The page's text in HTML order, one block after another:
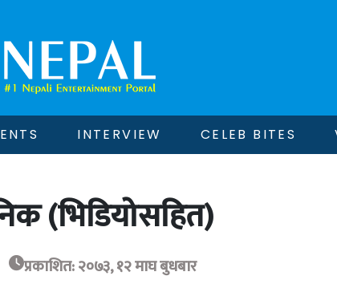
INTERVIEW CELEB BITES
(भिडियोसहित)
प्रकाशित: २०७३, १२ माघ बुधबार